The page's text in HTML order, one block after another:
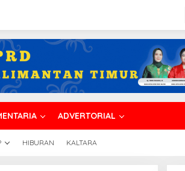
ADVERTORIAL
HIBURAN KALTARA